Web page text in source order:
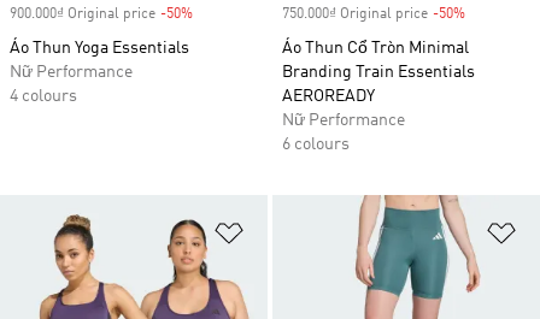
900.000₫ Original price -50%
Áo Thun Yoga Essentials
Nữ Performance
4 colours
750.000₫ Original price -50%
Áo Thun Cổ Tròn Minimal
Branding Train Essentials
AEROREADY
Nữ Performance
6 colours
Add to Wishlist